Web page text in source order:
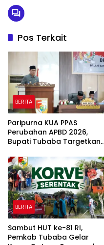
Pos Terkait
BERITA
Paripurna KUA PPAS
Perubahan APBD 2026,
Bupati Tubaba Targetkan
Rp820,3 Miliar
BERITA
Sambut HUT ke-81 RI,
Pemkab Tubaba Gelar